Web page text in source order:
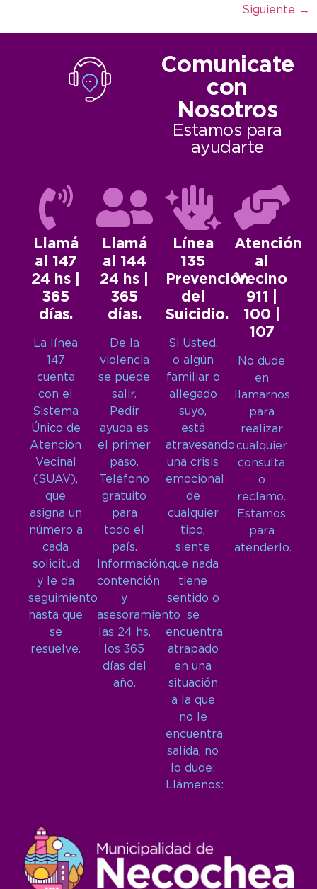
Siguiente →
Comunicate
con
Nosotros
Estamos para
ayudarte
Llamá
al 147
24 hs |
365
días.
La línea
147
cuenta
con el
Sistema
Único de
Atención
Vecinal
(SUAV),
que
asigna un
número a
cada
solicitud
y le da
seguimiento
hasta que
se
resuelve.
Llamá
al 144
24 hs |
365
días.
De la
violencia
se puede
salir.
Pedir
ayuda es
el primer
paso.
Teléfono
gratuito
para
todo el
país.
Información,
contención
y
asesoramiento
las 24 hs,
los 365
días del
año.
Línea
135
Prevención
del
Suicidio.
Si Usted,
o algún
familiar o
allegado
suyo,
está
atravesando
una crisis
emocional
de
cualquier
tipo,
siente
que nada
tiene
sentido o
se
encuentra
atrapado
en una
situación
a la que
no le
encuentra
salida, no
lo dude:
Llámenos:
Atención
al
Vecino
911 |
100 |
107
No dude
en
llamarnos
para
realizar
cualquier
consulta
o
reclamo.
Estamos
para
atenderlo.